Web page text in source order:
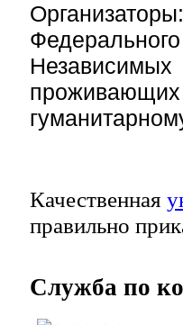
Качественная
правильно
Служба по